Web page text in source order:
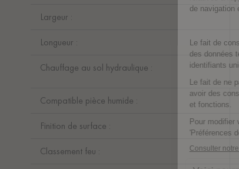
Largeur :
Longueur :
Chauffage au sol hydraulique :
Compatible pièce humide :
Finition de surface :
Classement feu :